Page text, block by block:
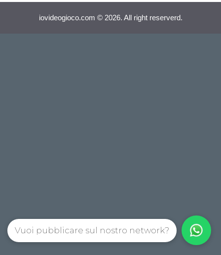
iovideogioco.com © 2026. All right reserverd.
Vuoi pubblicare sul nostro network?